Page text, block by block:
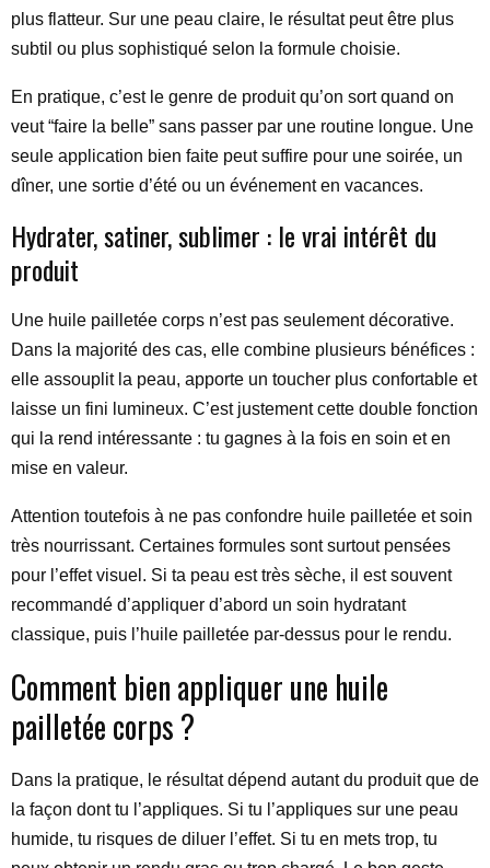
plus flatteur. Sur une peau claire, le résultat peut être plus
subtil ou plus sophistiqué selon la formule choisie.
En pratique, c’est le genre de produit qu’on sort quand on
veut “faire la belle” sans passer par une routine longue. Une
seule application bien faite peut suffire pour une soirée, un
dîner, une sortie d’été ou un événement en vacances.
Hydrater, satiner, sublimer : le vrai intérêt du
produit
Une huile pailletée corps n’est pas seulement décorative.
Dans la majorité des cas, elle combine plusieurs bénéfices :
elle assouplit la peau, apporte un toucher plus confortable et
laisse un fini lumineux. C’est justement cette double fonction
qui la rend intéressante : tu gagnes à la fois en soin et en
mise en valeur.
Attention toutefois à ne pas confondre huile pailletée et soin
très nourrissant. Certaines formules sont surtout pensées
pour l’effet visuel. Si ta peau est très sèche, il est souvent
recommandé d’appliquer d’abord un soin hydratant
classique, puis l’huile pailletée par-dessus pour le rendu.
Comment bien appliquer une huile
pailletée corps ?
Dans la pratique, le résultat dépend autant du produit que de
la façon dont tu l’appliques. Si tu l’appliques sur une peau
humide, tu risques de diluer l’effet. Si tu en mets trop, tu